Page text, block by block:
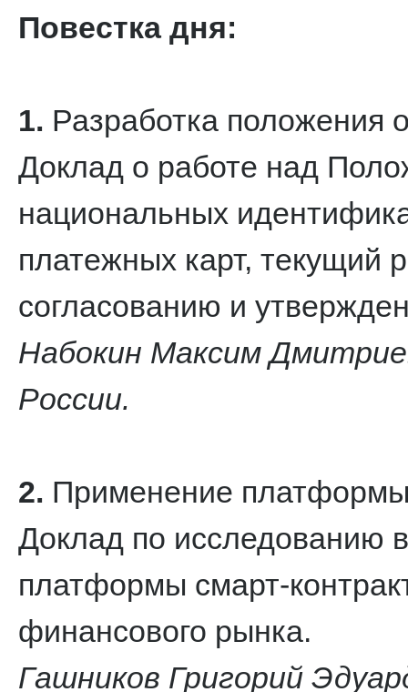
Повестка дня:
1. Разработка положения
Доклад о работе над
национальных
платежных карт, текущий
согласованию и
Набокин Максим
России.
2. Применение
Доклад по исследованию
платформы смарт-
финансового рынка.
Гашников Григорий